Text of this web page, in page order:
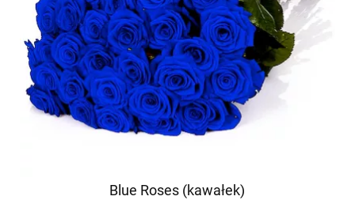
Blue Roses (kawałek)